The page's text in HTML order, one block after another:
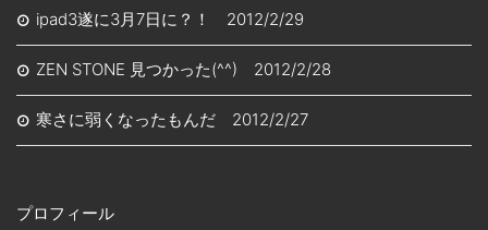
ipad3遂に3月7日に？！ 2012/2/29
ZEN STONE 見つかった(^^) 2012/2/28
寒さに弱くなったもんだ 2012/2/27
プロフィール